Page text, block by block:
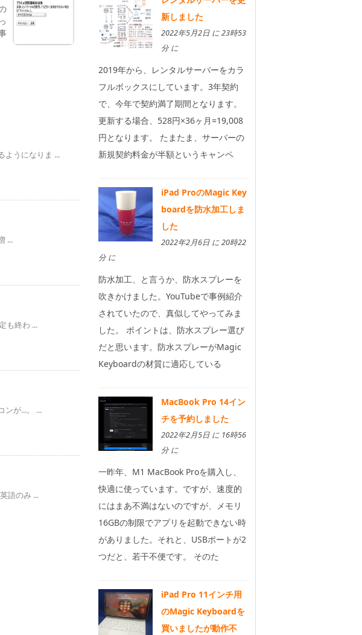
ようになりま ...
...
も終わ ...
ンが...。 ...
語のみ ...
新しました
2022年5月2日 に 23時53
分 に
2019年から、レンタルサーバーをカラ
フルボックスにしています。3年契約
で、今年で契約満了期間となります。
更新する場合、528円×36ヶ月=19,008
円となります。 たまたま、サーバーの
新規契約料金が半額というキャンペ
iPad ProのMagic Key
boardを防水加工しま
した
2022年2月6日 に 20時22
分 に
防水加工、と言うか、防水スプレーを
吹きかけました。YouTubeで事例紹介
されていたので、真似してやってみま
した。 ポイントは、防水スプレー選び
だと思います。防水スプレーがMagic
Keyboardの材質に適応している
MacBook Pro 14イン
チを予約しました
2022年2月5日 に 16時56
分 に
一昨年、M1 MacBook Proを購入し、
快適に使っています。ですが、速度的
にはまあ不満はないのですが、メモリ
16GBの制限でアプリを起動できない時
がありました。それと、USBポートが2
つだと、若干不便です。 そのた
iPad Pro 11インチ用
のMagic Keyboardを
買いましたが動作不